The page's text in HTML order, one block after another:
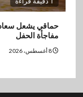
حماقي يشعل
مفاجأة الحفل